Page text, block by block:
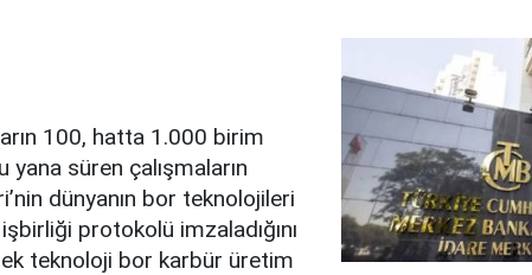
100, hatta 1.000 birim
yana süren çalışmaların
dünyanın bor teknolojileri
protokolü imzaladığını
teknoloji bor karbür üretim